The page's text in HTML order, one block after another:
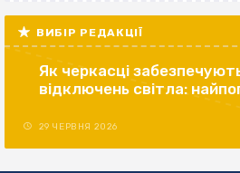
ВИБІР РЕДАКЦІЇ
Як черкасці
відключень світла:
29 ЧЕРВНЯ 2026